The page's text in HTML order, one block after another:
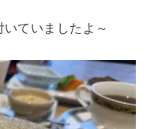
ていましたよ～